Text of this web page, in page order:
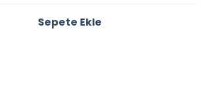
Sepete Ekle